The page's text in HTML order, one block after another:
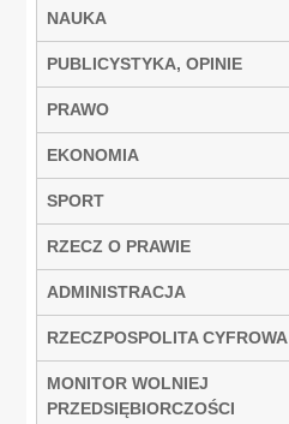
NAUKA
PUBLICYSTYKA, OPINIE
PRAWO
EKONOMIA
SPORT
RZECZ O PRAWIE
ADMINISTRACJA
RZECZPOSPOLITA CYFROWA
MONITOR WOLNIEJ
PRZEDSIĘBIORCZOŚCI